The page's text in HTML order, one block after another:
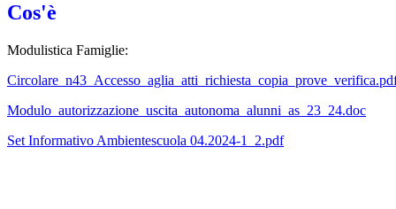
Cos'è
Modulistica Famiglie:
Modulo_autorizzazione_uscita_autonoma_alunni_as_23_24.doc
Set Informativo Ambientescuola 04.2024-1_2.pdf